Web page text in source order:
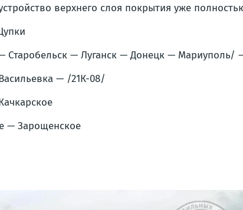
верхнего слоя покрытия уже
Старобельск — Луганск — Донецк — Мариуполь/
— /21К-08/
— Зарощенское